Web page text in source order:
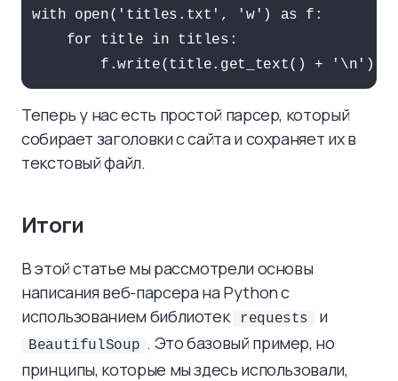
with open('titles.txt', 'w') as f:
    for title in titles:
Теперь у нас есть простой парсер, который
собирает заголовки с сайта и сохраняет их в
текстовый файл.
Итоги
В этой статье мы рассмотрели основы
написания веб-парсера на Python с
использованием библиотек
requests и
BeautifulSoup . Это базовый пример, но
принципы, которые мы здесь использовали,